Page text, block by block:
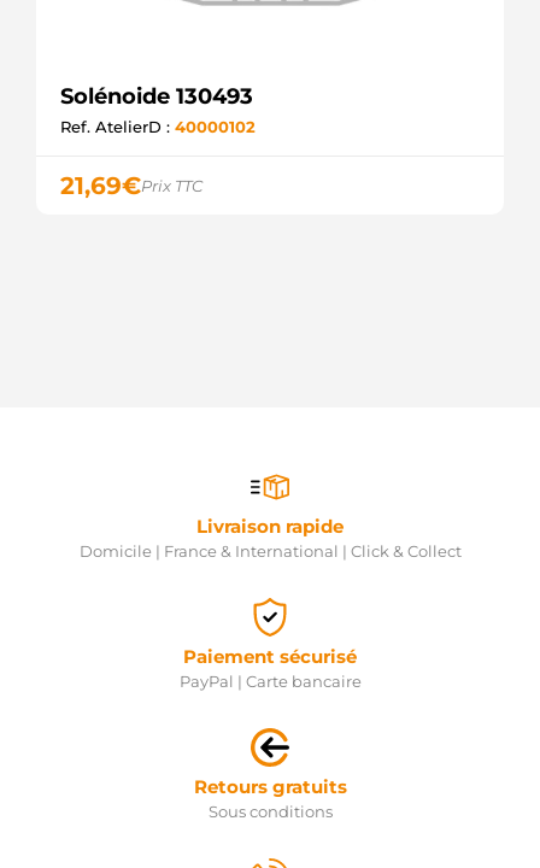
Solénoide 130493
Ref. AtelierD : 40000102
21,69€Prix TTC
Livraison rapide
Domicile | France & International | Click & Collect
Paiement sécurisé
PayPal | Carte bancaire
Retours gratuits
Sous conditions